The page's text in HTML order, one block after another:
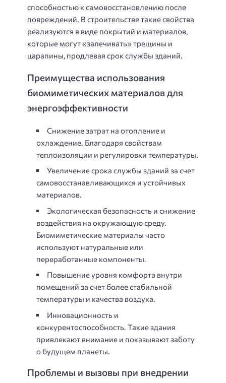
способностью к самовосстановлению после
повреждений. В строительстве такие свойства
реализуются в виде покрытий и материалов,
которые могут «залечивать» трещины и
царапины, продлевая срок службы зданий.
Преимущества использования
биомиметических материалов для
энергоэффективности
Снижение затрат на отопление и
охлаждение. Благодаря свойствам
теплоизоляции и регулировки температуры.
Увеличение срока службы зданий за счет
самовосстанавливающихся и устойчивых
материалов.
Экологическая безопасность и снижение
воздействия на окружающую среду.
Биомиметические материалы часто
используют натуральные или
переработанные компоненты.
Повышение уровня комфорта внутри
помещений за счет более стабильной
температуры и качества воздуха.
Инновационность и
конкурентоспособность. Такие здания
привлекают внимание и показывают заботу
о будущем планеты.
Проблемы и вызовы при внедрении